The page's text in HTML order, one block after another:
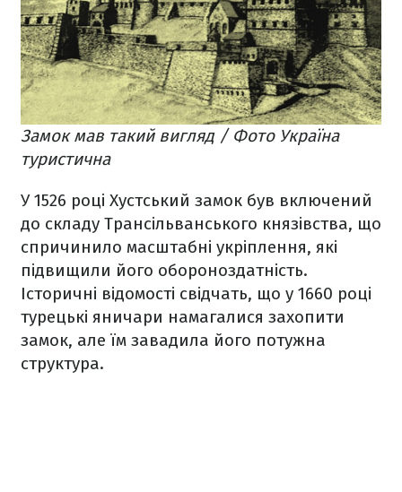
Замок мав такий вигляд / Фото Україна
туристична
У 1526 році Хустський замок був включений
до складу Трансільванського князівства, що
спричинило масштабні укріплення, які
підвищили його обороноздатність.
Історичні відомості свідчать, що у 1660 році
турецькі яничари намагалися захопити
замок, але їм завадила його потужна
структура.